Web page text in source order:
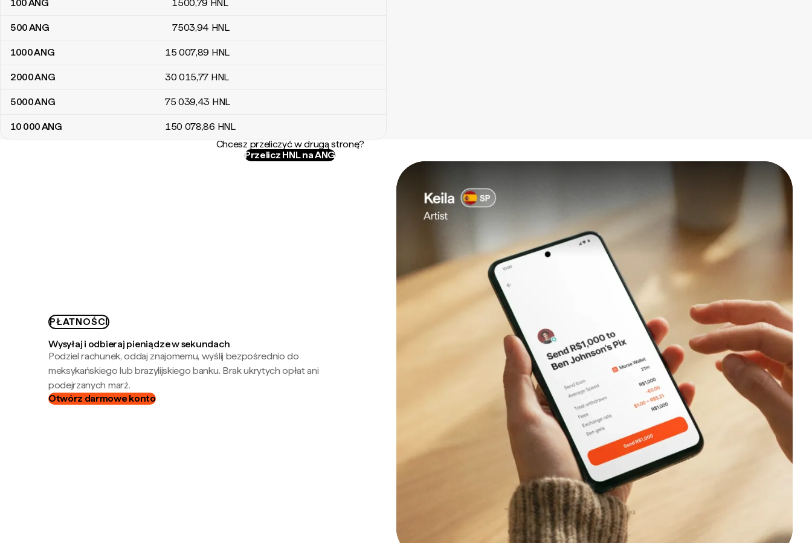
100ANG 1500,79 HNL
500ANG 7503,94 HNL
1000ANG 15 007,89 HNL
2000ANG 30 015,77 HNL
5000ANG 75 039,43 HNL
10 000ANG 150 078,86 HNL
Chcesz przeliczyć w drugą stronę?
Przelicz HNL na ANG
PŁATNOŚCI
Wysyłaj i odbieraj pieniądze w sekundach
Podziel rachunek, oddaj znajomemu, wyślij bezpośrednio do
meksykańskiego lub brazylijskiego banku. Brak ukrytych opłat ani
podejrzanych marż.
Otwórz darmowe konto